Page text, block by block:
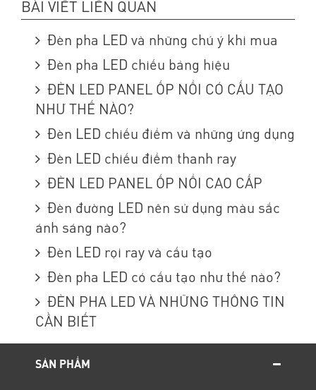
BÀI VIẾT LIÊN QUAN
Đèn pha LED và những chú ý khi mua
Đèn pha LED chiếu bảng hiệu
ĐÈN LED PANEL ỐP NỔI CÓ CẤU TẠO
NHƯ THẾ NÀO?
Đèn LED chiếu điểm và những ứng dụng
Đèn LED chiếu điểm thanh ray
ĐÈN LED PANEL ỐP NỔI CAO CẤP
Đèn đường LED nên sử dụng màu sắc
ánh sáng nào?
Đèn LED rọi ray và cấu tạo
Đèn pha LED có cấu tạo như thế nào?
ĐÈN PHA LED VÀ NHỮNG THÔNG TIN
CẦN BIẾT
SẢN PHẨM